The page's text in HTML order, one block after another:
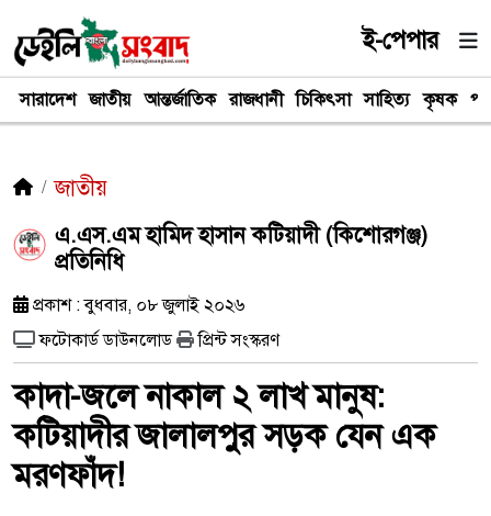
ই-পেপার
সারাদেশ জাতীয় আন্তর্জাতিক রাজধানী চিকিৎসা সাহিত্য কৃষক
জাতীয়
​এ.এস.এম হামিদ হাসান কটিয়াদী (কিশোরগঞ্জ)
প্রতিনিধি
প্রকাশ : বুধবার, ০৮ জুলাই ২০২৬
ফটোকার্ড ডাউনলোড
প্রিন্ট সংস্করণ
কাদা-জলে নাকাল ২ লাখ মানুষ:
কটিয়াদীর জালালপুর সড়ক যেন এক
মরণফাঁদ!